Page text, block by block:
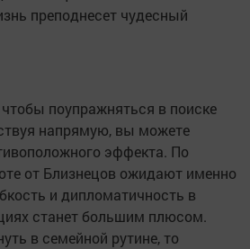
преподнесет чудесный
поупражняться в поиске
напрямую, вы можете
эффекта. По
от Близнецов ожидают именно
и дипломатичность в
станет большим плюсом.
в семейной рутине, то